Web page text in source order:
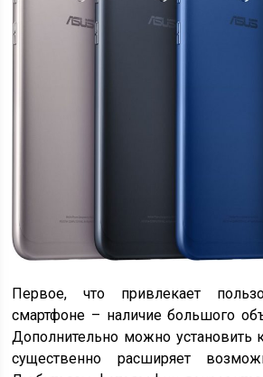
Первое, что привлекает
смартфоне – наличие большого
Дополнительно можно установить
существенно расширяет